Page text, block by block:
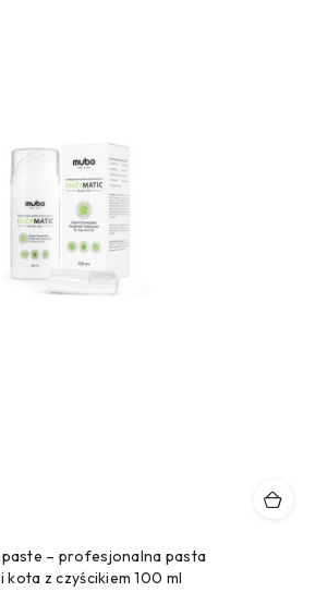
– profesjonalna pasta
kota z czyścikiem 100 ml